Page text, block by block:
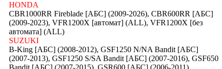
HONDA
CBR1000RR Fireblade [АБС] (2009-2026), CBR600RR [АБС]
(2009-2023), VFR1200X [автомат] (ALL), VFR1200X [без
автомата] (ALL)
SUZUKI
B-King [АБС] (2008-2012), GSF1250 N/NA Bandit [АБС]
(2007-2013), GSF1250 S/SA Bandit [АБС] (2007-2016), GSF650